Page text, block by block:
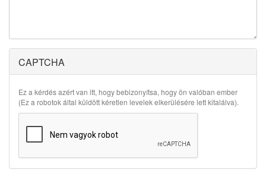
CAPTCHA
Ez a kérdés azért van itt, hogy bebizonyítsa, hogy ön valóban ember
(Ez a robotok által küldött kéretlen levelek elkerülésére lett kitalálva).